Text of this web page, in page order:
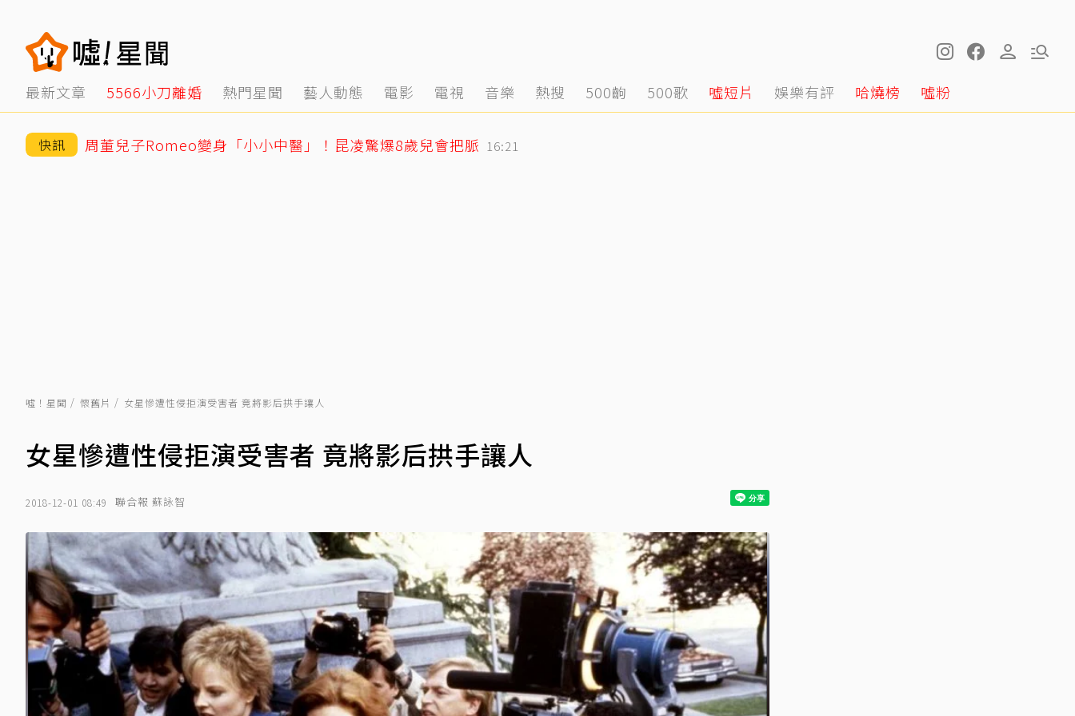
最新文章 5566小刀離婚 熱門星聞 藝人動態 電影 電視 音樂 熱搜 500齣 500歌 噓短片 娛樂有評 哈燒榜 噓粉
快訊 周董兒子Romeo變身「小小中醫」！昆凌驚爆8歲兒會把脈 16:21
噓！星聞 懷舊片 女星慘遭性侵拒演受害者 竟將影后拱手讓人
女星慘遭性侵拒演受害者 竟將影后拱手讓人
2018-12-01 08:49 聯合報 蘇詠智